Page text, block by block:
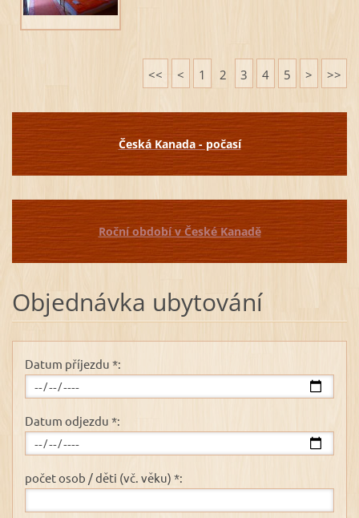
<< < 1 2 3 4 5 > >>
Česká Kanada - počasí
Roční období v České Kanadě
Objednávka ubytování
Datum příjezdu *:
Datum odjezdu *:
počet osob / děti (vč. věku) *: